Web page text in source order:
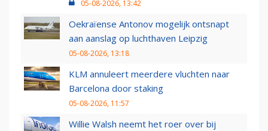
05-08-2026, 13:42
Oekraïense Antonov mogelijk ontsnapt
aan aanslag op luchthaven Leipzig
05-08-2026, 13:18
KLM annuleert meerdere vluchten naar
Barcelona door staking
05-08-2026, 11:57
Willie Walsh neemt het roer over bij